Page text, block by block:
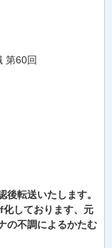
第60回
後転送いたします。
化しております、元
の不調によるかたむ